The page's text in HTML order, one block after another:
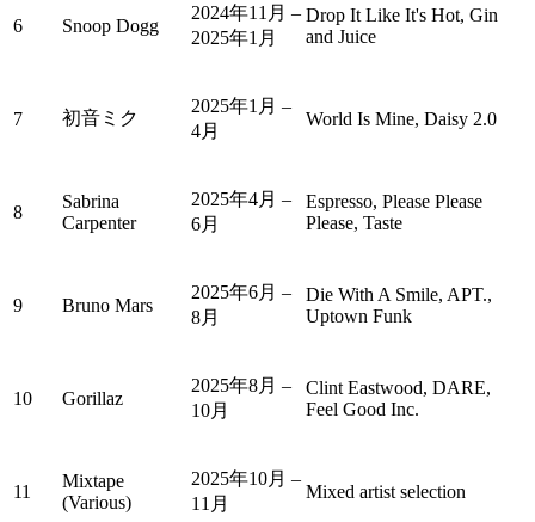
6 Snoop Dogg
2024年11月 –
2025年1月
Drop It Like It's Hot, Gin
and Juice
7 初音ミク
2025年1月 –
4月
World Is Mine, Daisy 2.0
8
Sabrina
Carpenter
2025年4月 –
6月
Espresso, Please Please
Please, Taste
9 Bruno Mars
2025年6月 –
8月
Die With A Smile, APT.,
Uptown Funk
10 Gorillaz
2025年8月 –
10月
Clint Eastwood, DARE,
Feel Good Inc.
11
Mixtape
(Various)
2025年10月 –
11月
Mixed artist selection